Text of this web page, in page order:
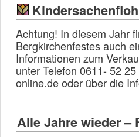
Achtung! In diesem Jahr
Bergkirchenfestes auch
Informationen zum
unter Telefon 0611- 52
online.de oder über die
Alle Jahre wieder –